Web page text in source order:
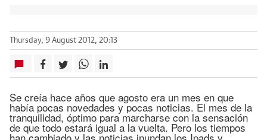
Thursday, 9 August 2012, 20:13
Se creía hace años que agosto era un mes en que
había pocas novedades y pocas noticias. El mes de la
tranquilidad, óptimo para marcharse con la sensación
de que todo estará igual a la vuelta. Pero los tiempos